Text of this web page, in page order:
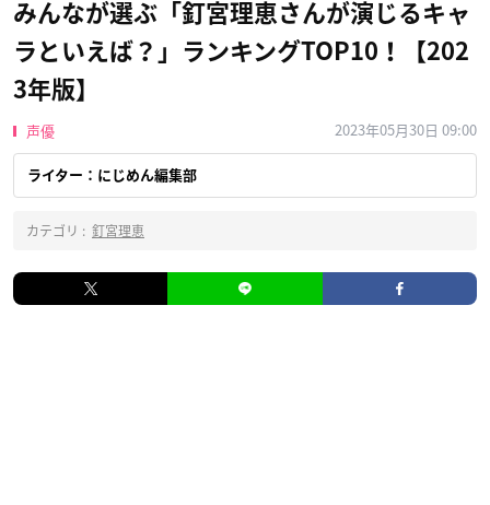
みんなが選ぶ「釘宮理恵さんが演じるキャ
ラといえば？」ランキングTOP10！【202
3年版】
声優 2023年05月30日 09:00
ライター：にじめん編集部
カテゴリ : 釘宮理恵